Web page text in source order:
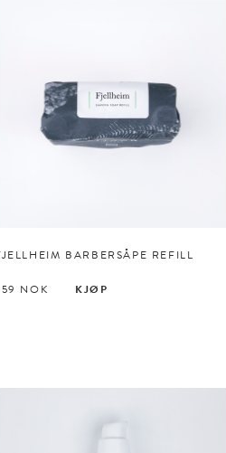
BARBERSÅPE REFILL
NOK KJØP